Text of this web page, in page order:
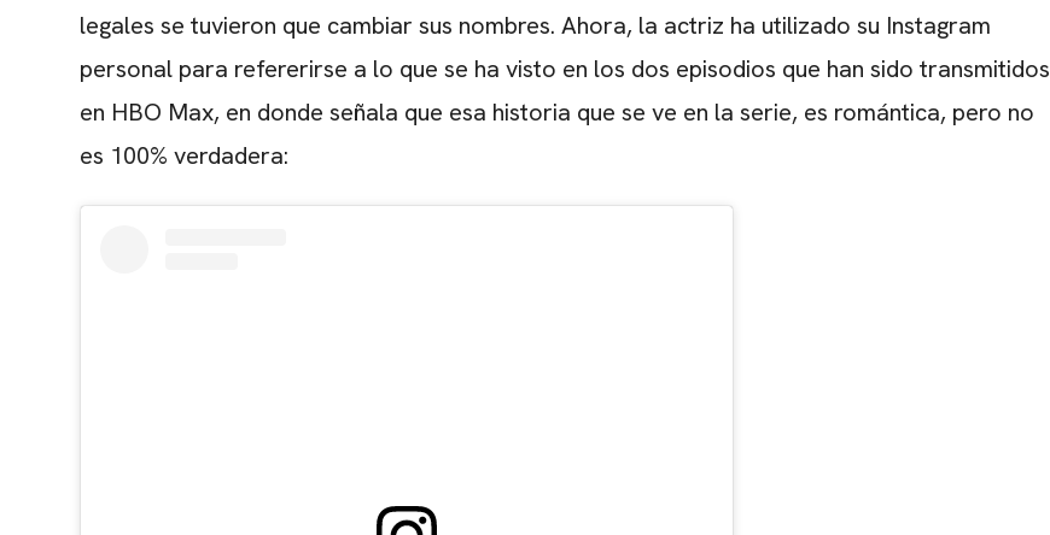
legales se tuvieron que cambiar sus nombres. Ahora, la actriz ha utilizado su Instagram
personal para refererirse a lo que se ha visto en los dos episodios que han sido transmitidos
en HBO Max, en donde señala que esa historia que se ve en la serie, es romántica, pero no
es 100% verdadera: